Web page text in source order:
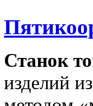
Станок
изделий